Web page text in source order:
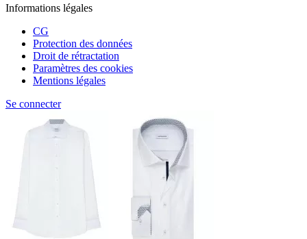
Informations légales
CG
Protection des données
Droit de rétractation
Paramètres des cookies
Mentions légales
Se connecter